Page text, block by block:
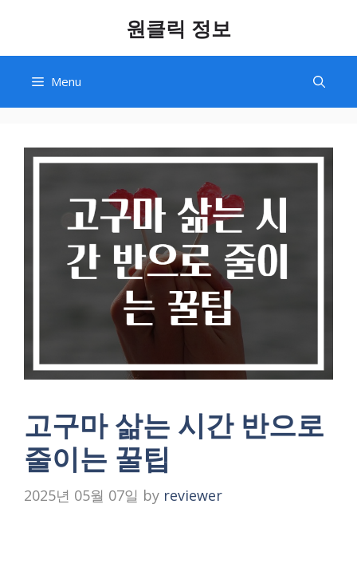
content
원클릭 정보
Menu
고구마 삶는 시간 반으로
줄이는 꿀팁
2025년 05월 07일 by reviewer